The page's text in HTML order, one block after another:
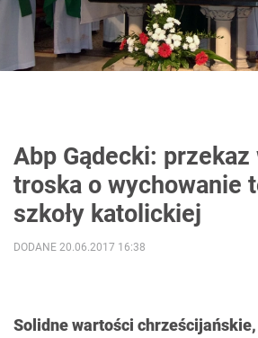
Abp Gądecki: przekaz
troska o wychowanie
szkoły katolickiej
Solidne wartości
DODANE 20.06.2017 16:38